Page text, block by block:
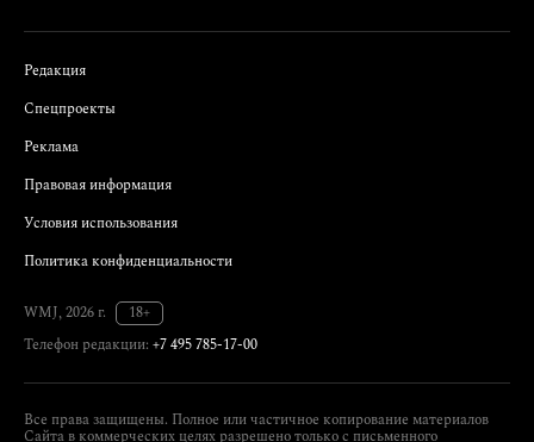
Редакция
Спецпроекты
Реклама
Правовая информация
Условия использования
Политика конфиденциальности
WMJ, 2026 г.
18+
Телефон редакции: +7 495 785-17-00
Все права защищены. Полное или частичное копирование материалов
Сайта в коммерческих целях разрешено только с письменного